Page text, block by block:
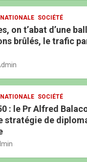
SOCIÉTÉ
on t’abat d’une
brûlés, le trafic
SOCIÉTÉ
: le Pr Alfred
stratégie de